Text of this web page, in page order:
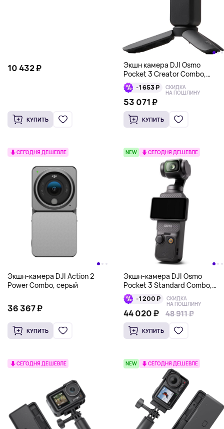
10 432 ₽
КУПИТЬ
Экшн камера DJI Osmo
Pocket 3 Creator Combo,
черный-1 653 ₽ СКИДКА
НА ПОШЛИНУ
53 071 ₽
КУПИТЬ
СЕГОДНЯ ДЕШЕВЛЕ
Экшн-камера DJI Action 2
Power Combo, серый
36 367 ₽
КУПИТЬ
NEW СЕГОДНЯ ДЕШЕВЛЕ
Экшн-камера DJI Osmo
Pocket 3 Standard Combo,
черный-1 200 ₽ СКИДКА
НА ПОШЛИНУ
48 911 ₽
44 020 ₽ 48 911 ₽
КУПИТЬ
СЕГОДНЯ ДЕШЕВЛЕ NEW СЕГОДНЯ ДЕШЕВЛЕ